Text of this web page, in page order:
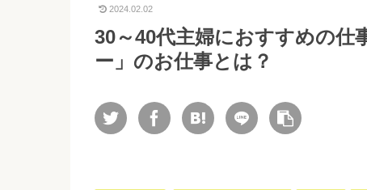
2024.02.02
30～40代主婦におすすめの仕
ー」のお仕事とは？